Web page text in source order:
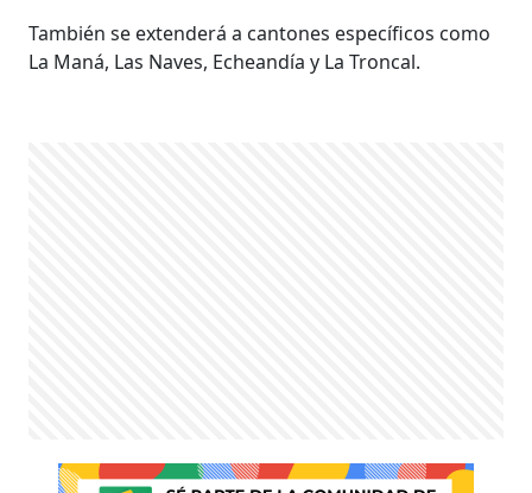
También se extenderá a cantones específicos como
La Maná, Las Naves, Echeandía y La Troncal.